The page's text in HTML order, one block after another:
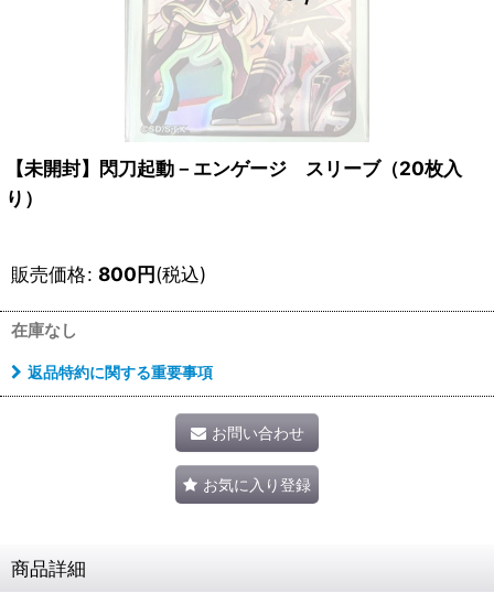
【未開封】閃刀起動－エンゲージ スリーブ（20枚入
り）
販売価格: 800円(税込)
在庫なし
返品特約に関する重要事項
お問い合わせ
お気に入り登録
商品詳細